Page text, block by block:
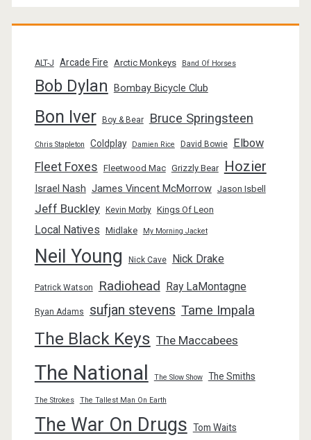
ALT-J Arcade Fire Arctic Monkeys Band Of Horses
Bob Dylan Bombay Bicycle Club
Bon Iver Boy & Bear Bruce Springsteen
Chris Stapleton Coldplay Damien Rice David Bowie Elbow
Fleet Foxes Fleetwood Mac Grizzly Bear Hozier
Israel Nash James Vincent McMorrow Jason Isbell
Jeff Buckley Kevin Morby Kings Of Leon
Local Natives Midlake My Morning Jacket
Neil Young Nick Cave Nick Drake
Patrick Watson Radiohead Ray LaMontagne
Ryan Adams sufjan stevens Tame Impala
The Black Keys The Maccabees
The National The Slow Show The Smiths
The Strokes The Tallest Man On Earth
The War On Drugs Tom Waits